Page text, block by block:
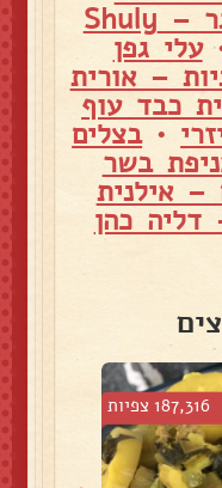
עלי סיגר – Shuly
עלי גפן
– אורית
כבד עוף
•בצלים
בשר
– אילנית
דליה כהן
187,316 צפיות